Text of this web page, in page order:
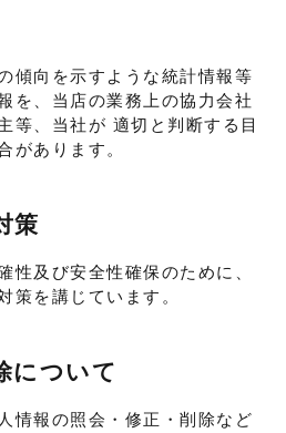
傾向を示すような統計情報等
を、当店の業務上の協力会社
等、当社が 適切と判断する目
があります。
策
性及び安全性確保のために、
策を講じています。
について
情報の照会・修正・削除など